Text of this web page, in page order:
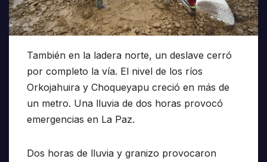
También en la ladera norte, un deslave cerró
por completo la vía. El nivel de los ríos
Orkojahuira y Choqueyapu creció en más de
un metro. Una lluvia de dos horas provocó
emergencias en La Paz.
Dos horas de lluvia y granizo provocaron